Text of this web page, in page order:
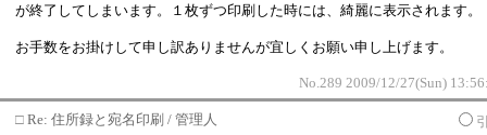
が終了してしまいます。１枚ずつ印刷した時には、綺麗に表示されます。
お手数をお掛けして申し訳ありませんが宜しくお願い申し上げます。
No.289 2009/12/27(Sun)
□ Re: 住所録と宛名印刷 / 管理人